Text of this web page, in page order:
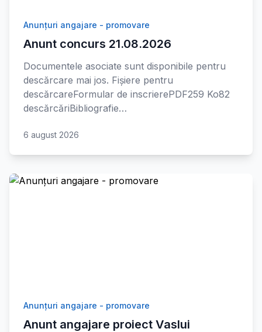
Anunțuri angajare - promovare
Anunt concurs 21.08.2026
Documentele asociate sunt disponibile pentru
descărcare mai jos. Fișiere pentru
descărcareFormular de inscrierePDF259 Ko82
descărcăriBibliografie…
6 august 2026
Anunțuri angajare - promovare
Anunt angajare proiect Vaslui